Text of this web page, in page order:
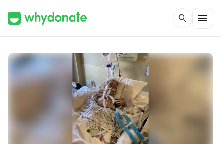
search menu